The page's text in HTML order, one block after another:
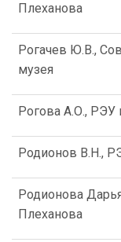
Плеханова
Рогачев Ю.В.,
музея
Рогова А.О., РЭУ
Родионов В.Н.,
Родионова
Плеханова